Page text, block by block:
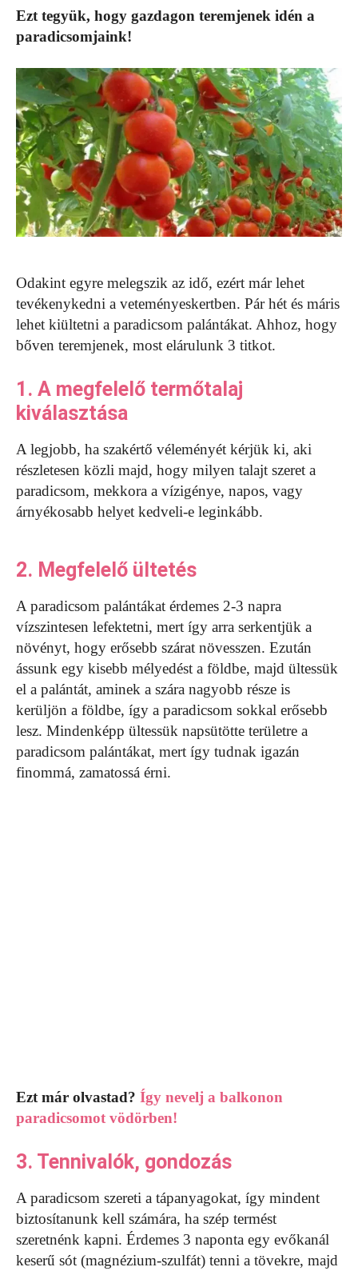
Ezt tegyük, hogy gazdagon teremjenek idén a
paradicsomjaink!
Odakint egyre melegszik az idő, ezért már lehet
tevékenykedni a veteményeskertben. Pár hét és máris
lehet kiültetni a paradicsom palántákat. Ahhoz, hogy
bőven teremjenek, most elárulunk 3 titkot.
1. A megfelelő termőtalaj
kiválasztása
A legjobb, ha szakértő véleményét kérjük ki, aki
részletesen közli majd, hogy milyen talajt szeret a
paradicsom, mekkora a vízigénye, napos, vagy
árnyékosabb helyet kedveli-e leginkább.
2. Megfelelő ültetés
A paradicsom palántákat érdemes 2-3 napra
vízszintesen lefektetni, mert így arra serkentjük a
növényt, hogy erősebb szárat növesszen. Ezután
ássunk egy kisebb mélyedést a földbe, majd ültessük
el a palántát, aminek a szára nagyobb része is
kerüljön a földbe, így a paradicsom sokkal erősebb
lesz. Mindenképp ültessük napsütötte területre a
paradicsom palántákat, mert így tudnak igazán
finommá, zamatossá érni.
Ezt már olvastad? Így nevelj a balkonon
paradicsomot vödörben!
3. Tennivalók, gondozás
A paradicsom szereti a tápanyagokat, így mindent
biztosítanunk kell számára, ha szép termést
szeretnénk kapni. Érdemes 3 naponta egy evőkanál
keserű sót (magnézium-szulfát) tenni a tövekre, majd